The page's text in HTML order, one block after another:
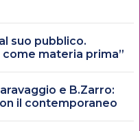
suo pubblico.
materia prima”
e B.Zarro:
il contemporaneo